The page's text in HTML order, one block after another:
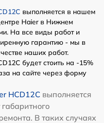
выполняется в нашем
Haier в Нижнем
На все виды работ и
гарантию - мы в
наших работ.
будет стоить на -15%
на сайте через форму
HCD12C выполняется
В таких случаях